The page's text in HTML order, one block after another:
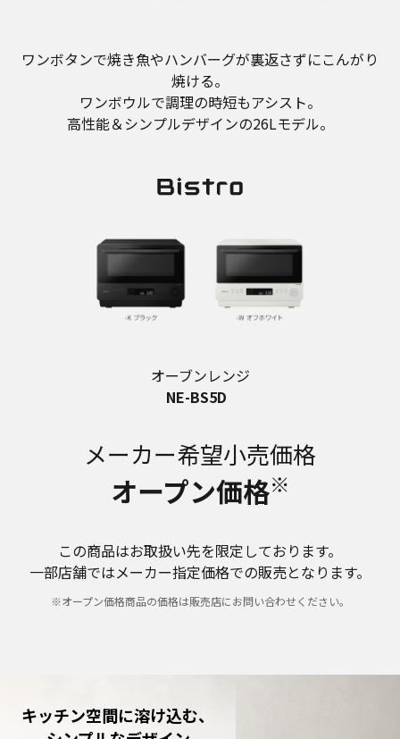
ワンボタンで焼き魚やハンバーグが裏返さずにこんがり
焼ける。
ワンボウルで調理の時短もアシスト。
高性能＆シンプルデザインの26Lモデル。
オーブンレンジ
NE-BS5D
メーカー希望小売価格
オープン価格※
この商品はお取扱い先を限定しております。
一部店舗ではメーカー指定価格での販売となります。
※オープン価格商品の価格は販売店にお問い合わせください。
キッチン空間に溶け込む、